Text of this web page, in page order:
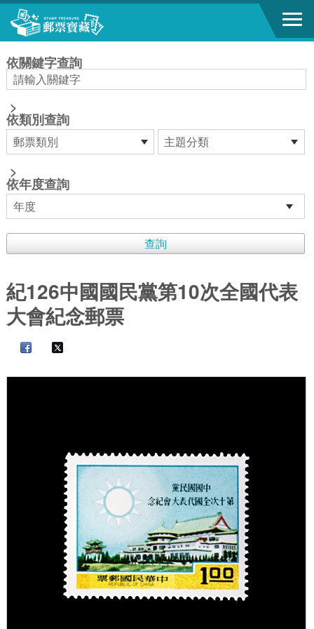
跳到主要內容區塊
依關鍵字查詢
>
依類別查詢
>
依年度查詢
紀126中國國民黨第10次全國代表
大會紀念郵票